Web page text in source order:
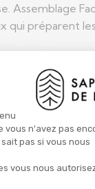
Assemblage
qui préparent